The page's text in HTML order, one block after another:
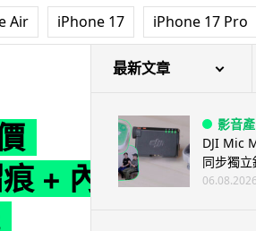
6,660mAh 大電 + 系統級 AI 智能
Air iPhone 17 iPhone 17 Pro
+ 內
最新文章
影音
DJI Mic
同步獨
06.08.2026